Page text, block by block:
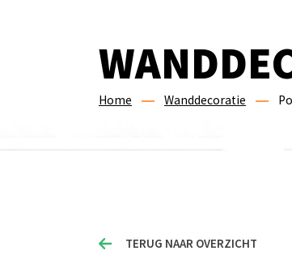
Home Wanddecoratie
TERUG NAAR OVERZICHT